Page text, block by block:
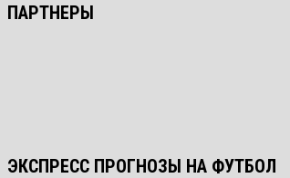
ПАРТНЕРЫ
ЭКСПРЕСС ПРОГНОЗЫ НА ФУТБОЛ